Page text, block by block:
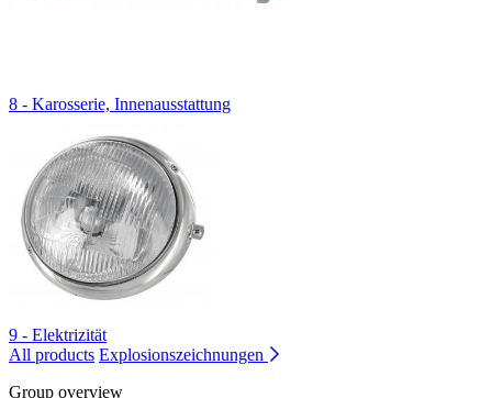
8 - Karosserie, Innenausstattung
9 - Elektrizität
All products Explosionszeichnungen
Group overview